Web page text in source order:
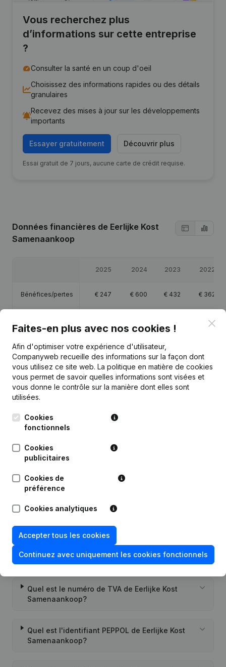
Vous recherchez plus
d’informations sur cette entreprise
?
Consulter la santé en un coup d'oeil
Choisissez des informations rapides ou des détails
granulaires
Recevez des mises à jour sur les développements
importants
Essayer gratuitement Découvrir plus
Essai gratuit de 7 jours, aucune carte de crédit requise.
Données financières de Eerlijke Kost
Samenaankoop
2025 2024 2023 2022
Bénéfices/pertes € 247 € 600 € 432 € 362
3 000
Capitaux propres €1 640 €1 394 €
Marge brute €307 € 660 €501 €417
Publicationsde Eerlijke Kost Samenaankoop
Date
28-10-2021
Rubrique Constitution (Nouvelle
Questions fréquemment posées
Quel est le numéro de TVA de Eerlijke Kost
Samenaankoop?
Quel est l'identifiant PEPPOL de Eerlijke Kost
Samenaankoop?
Faites-en plus avec nos cookies !
Afin d'optimiser votre expérience d'utilisateur,
Companyweb recueille des informations sur la façon dont
vous utilisez ce site web. La politique en matière de cookies
vous permet de savoir quelles informations sont visées et
vous donne le contrôle sur la manière dont elles sont
utilisées.
Cookies
fonctionnels
Cookies
publicitaires
Cookies de
préférence
Cookies analytiques
Accepter tous les cookies
Continuez avec uniquement les cookies fonctionnels